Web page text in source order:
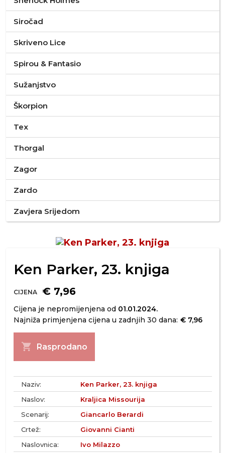
Siročad
Skriveno Lice
Spirou & Fantasio
Sužanjstvo
Škorpion
Tex
Thorgal
Zagor
Zardo
Zavjera Srijedom
Ken Parker, 23. knjiga
CIJENA € 7,96
Cijena je nepromijenjena od 01.01.2024.
Najniža primjenjena cijena u zadnjih 30 dana: € 7,96
shopping_cart Rasprodano
Naziv:
Ken Parker, 23. knjiga
Naslov:
Kraljica Missourija
Scenarij:
Giancarlo Berardi
Crtež:
Giovanni Cianti
Naslovnica:
Ivo Milazzo